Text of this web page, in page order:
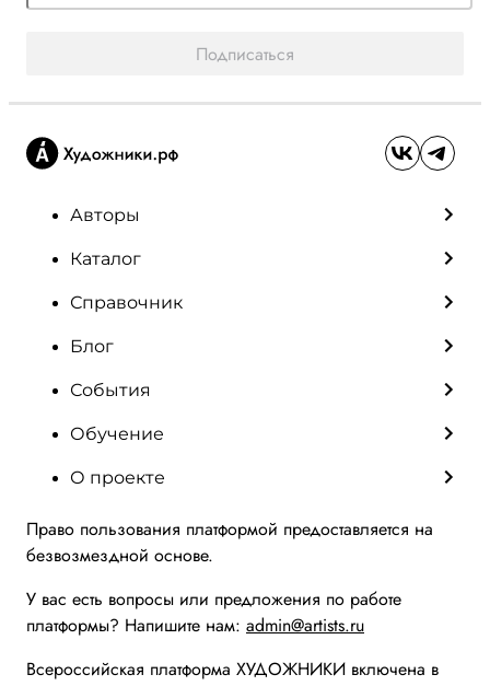
Подписаться
Авторы
Каталог
Справочник
Блог
События
Обучение
О проекте
Право пользования платформой предоставляется на
безвозмездной основе.
У вас есть вопросы или предложения по работе
платформы? Напишите нам: admin@artists.ru
Всероссийская платформа ХУДОЖНИКИ включена в